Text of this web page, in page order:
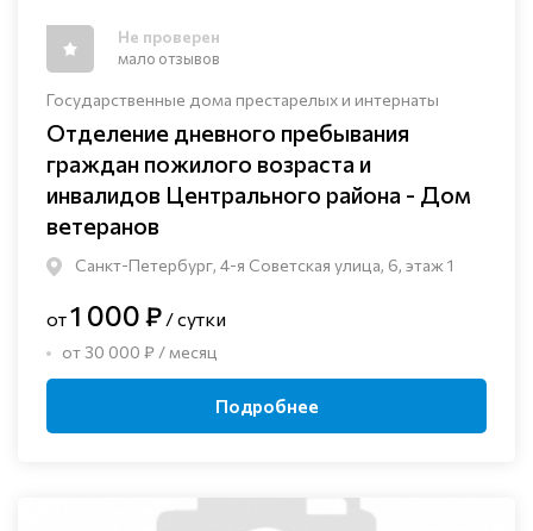
Государственные дома престарелых и интернаты
Отделение дневного пребывания
граждан пожилого возраста и
инвалидов Центрального района - Дом
ветеранов
Санкт-Петербург, 4-я Советская улица, 6, этаж 1
Не проверен
мало отзывов
от1 000 ₽ / сутки
от 30 000 ₽ / месяц
Подробнее